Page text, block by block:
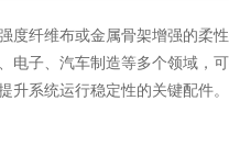
度纤维布或金属骨架增强的柔
子、汽车制造等多个领域，可
升系统运行稳定性的关键配件。